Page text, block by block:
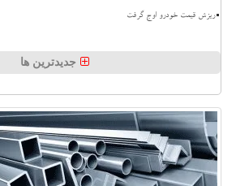
ریزش قیمت خودرو اوج گرفت
جدیدترین ها